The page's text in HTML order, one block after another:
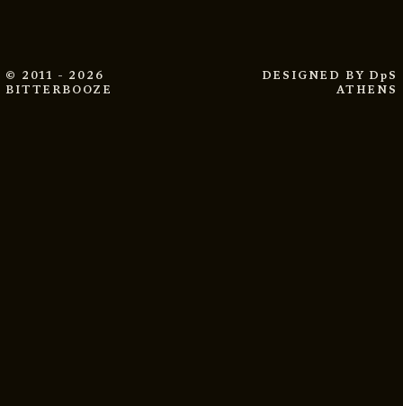
© 2011 - 2026
BITTERBOOZE
DESIGNED BY DpS
ATHENS